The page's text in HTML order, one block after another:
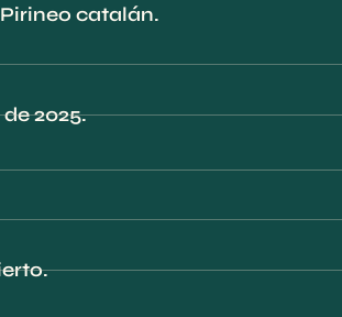
catalán.
2025.